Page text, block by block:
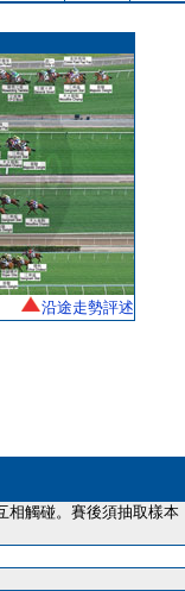
沿途走勢評述
相觸碰。賽後須抽取樣本